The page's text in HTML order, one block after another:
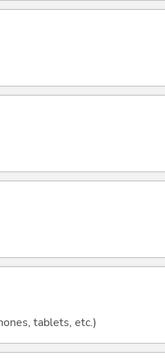
tablets, etc.)